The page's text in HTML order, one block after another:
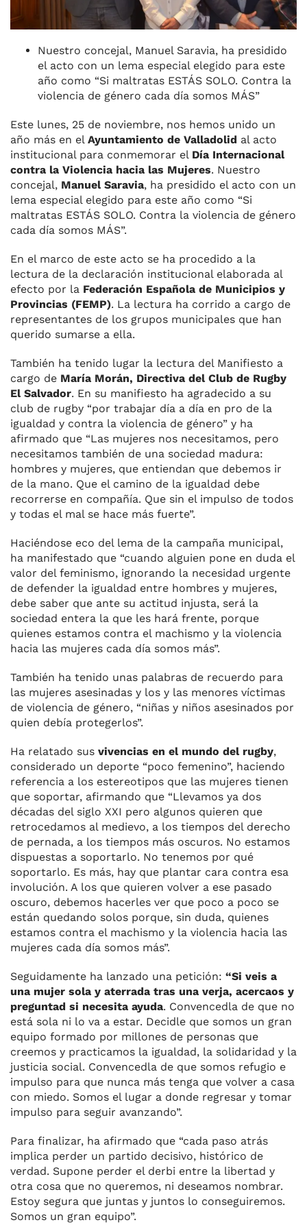
Nuestro concejal, Manuel Saravia, ha presidido
el acto con un lema especial elegido para este
año como “Si maltratas ESTÁS SOLO. Contra la
violencia de género cada día somos MÁS”
Este lunes, 25 de noviembre, nos hemos unido un
año más en el Ayuntamiento de Valladolid al acto
institucional para conmemorar el Día Internacional
contra la Violencia hacia las Mujeres. Nuestro
concejal, Manuel Saravia, ha presidido el acto con un
lema especial elegido para este año como “Si
maltratas ESTÁS SOLO. Contra la violencia de género
cada día somos MÁS”.
En el marco de este acto se ha procedido a la
lectura de la declaración institucional elaborada al
efecto por la Federación Española de Municipios y
Provincias (FEMP). La lectura ha corrido a cargo de
representantes de los grupos municipales que han
querido sumarse a ella.
También ha tenido lugar la lectura del Manifiesto a
cargo de María Morán, Directiva del Club de Rugby
El Salvador. En su manifiesto ha agradecido a su
club de rugby “por trabajar día a día en pro de la
igualdad y contra la violencia de género” y ha
afirmado que “Las mujeres nos necesitamos, pero
necesitamos también de una sociedad madura:
hombres y mujeres, que entiendan que debemos ir
de la mano. Que el camino de la igualdad debe
recorrerse en compañía. Que sin el impulso de todos
y todas el mal se hace más fuerte”.
Haciéndose eco del lema de la campaña municipal,
ha manifestado que “cuando alguien pone en duda el
valor del feminismo, ignorando la necesidad urgente
de defender la igualdad entre hombres y mujeres,
debe saber que ante su actitud injusta, será la
sociedad entera la que les hará frente, porque
quienes estamos contra el machismo y la violencia
hacia las mujeres cada día somos más”.
También ha tenido unas palabras de recuerdo para
las mujeres asesinadas y los y las menores víctimas
de violencia de género, “niñas y niños asesinados por
quien debía protegerlos”.
Ha relatado sus vivencias en el mundo del rugby,
considerado un deporte “poco femenino”, haciendo
referencia a los estereotipos que las mujeres tienen
que soportar, afirmando que “Llevamos ya dos
décadas del siglo XXI pero algunos quieren que
retrocedamos al medievo, a los tiempos del derecho
de pernada, a los tiempos más oscuros. No estamos
dispuestas a soportarlo. No tenemos por qué
soportarlo. Es más, hay que plantar cara contra esa
involución. A los que quieren volver a ese pasado
oscuro, debemos hacerles ver que poco a poco se
están quedando solos porque, sin duda, quienes
estamos contra el machismo y la violencia hacia las
mujeres cada día somos más”.
Seguidamente ha lanzado una petición: “Si veis a
una mujer sola y aterrada tras una verja, acercaos y
preguntad si necesita ayuda. Convencedla de que no
está sola ni lo va a estar. Decidle que somos un gran
equipo formado por millones de personas que
creemos y practicamos la igualdad, la solidaridad y la
justicia social. Convencedla de que somos refugio e
impulso para que nunca más tenga que volver a casa
con miedo. Somos el lugar a donde regresar y tomar
impulso para seguir avanzando”.
Para finalizar, ha afirmado que “cada paso atrás
implica perder un partido decisivo, histórico de
verdad. Supone perder el derbi entre la libertad y
otra cosa que no queremos, ni deseamos nombrar.
Estoy segura que juntas y juntos lo conseguiremos.
Somos un gran equipo”.